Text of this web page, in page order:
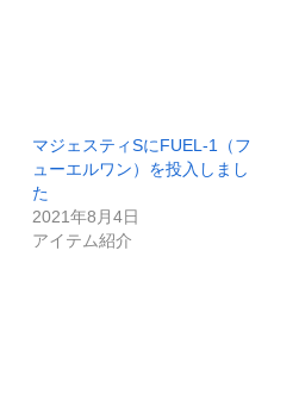
マジェスティSにFUEL-1（フ
ューエルワン）を投入しまし
た
2021年8月4日
アイテム紹介